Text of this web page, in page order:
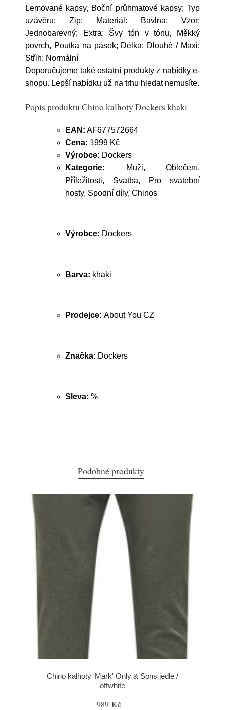
Lemované kapsy, Boční průhmatové kapsy; Typ
uzávěru: Zip; Materiál: Bavlna; Vzor:
Jednobarevný; Extra: Švy tón v tónu, Měkký
povrch, Poutka na pásek; Délka: Dlouhé / Maxi;
Střih: Normální
Doporučujeme také ostatní produkty z nabídky e-
shopu. Lepší nabídku už na trhu hledat nemusíte.
Popis produktu Chino kalhoty Dockers khaki
EAN: AF677572664
Cena: 1999 Kč
Výrobce: Dockers
Kategorie: Muži, Oblečení,
Příležitosti, Svatba, Pro svatební
hosty, Spodní díly, Chinos
Výrobce: Dockers
Barva: khaki
Prodejce: About You CZ
Značka: Dockers
Sleva: %
Podobné produkty
Chino kalhoty 'Mark' Only & Sons jedle /
offwhite
989 Kč